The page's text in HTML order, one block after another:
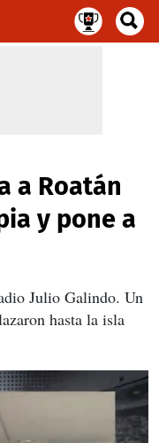
a Roatán
y pone a
Julio Galindo. Un
hasta la isla